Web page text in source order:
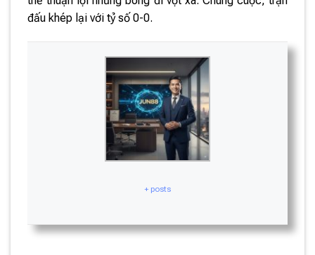
đấu khép lại với tỷ số 0-0.
+ posts